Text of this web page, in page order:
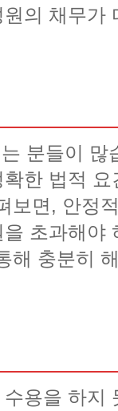
의 채무가
분들이 많
한 법적
보면, 안정
초과해야
충분히
용을 하지